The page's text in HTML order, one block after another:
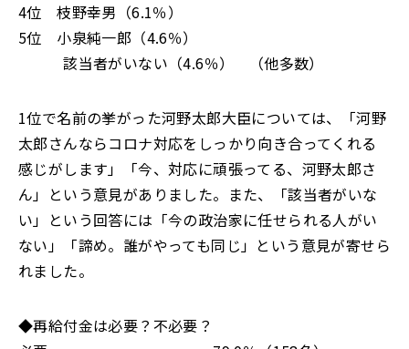
4位 枝野幸男（6.1％）
5位 小泉純一郎（4.6％）
該当者がいない（4.6％） （他多数）
1位で名前の挙がった河野太郎大臣については、「河野
太郎さんならコロナ対応をしっかり向き合ってくれる
感じがします」「今、対応に頑張ってる、河野太郎さ
ん」という意見がありました。また、「該当者がいな
い」という回答には「今の政治家に任せられる人がい
ない」「諦め。誰がやっても同じ」という意見が寄せら
れました。
◆再給付金は必要？不必要？